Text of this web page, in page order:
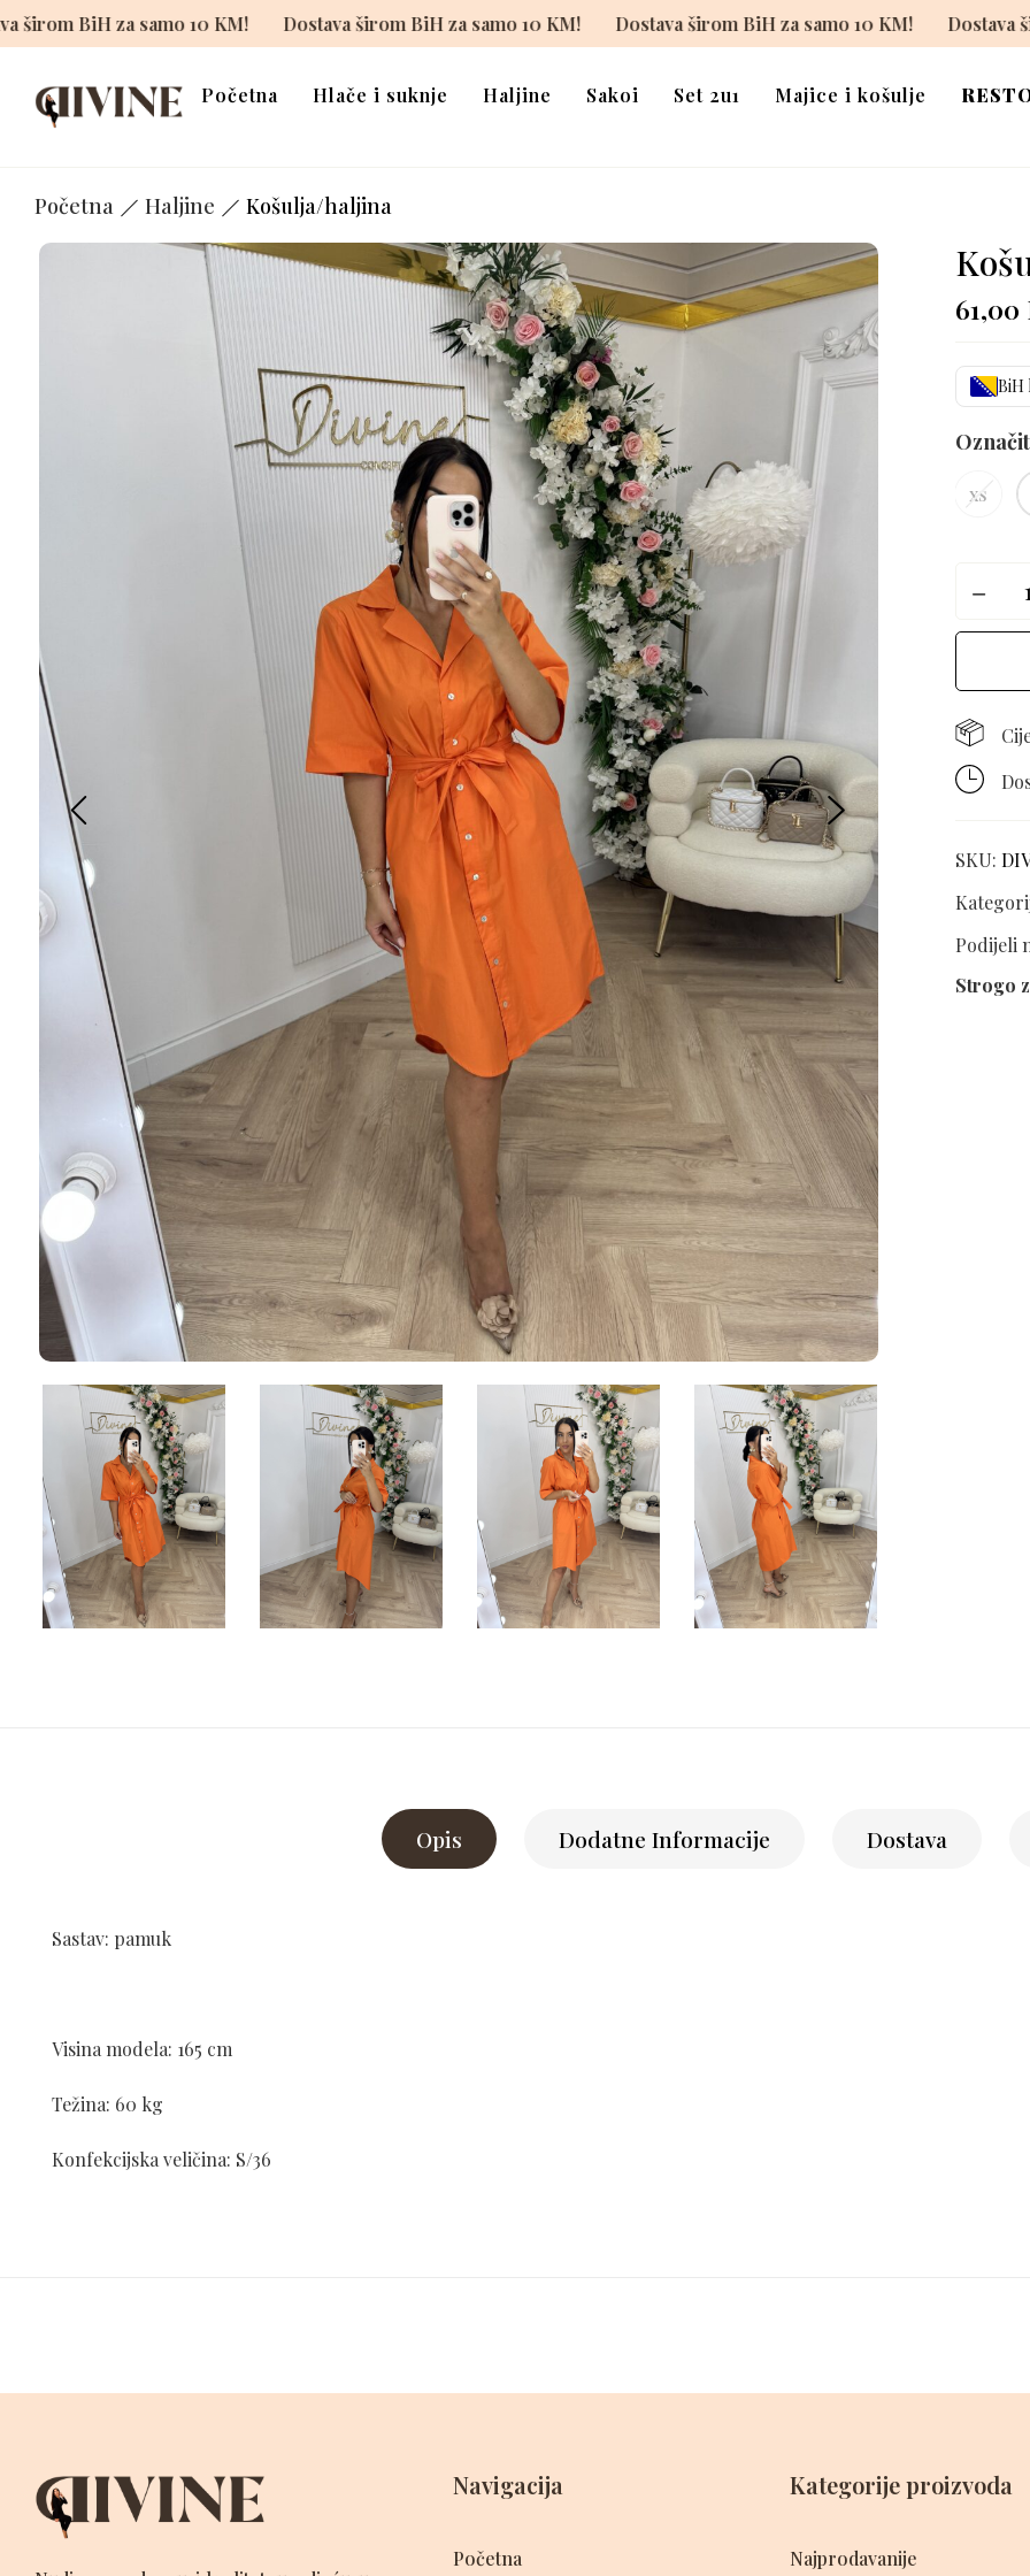
Dostava širom BiH za samo 10 KM! Dostava širom BiH za samo 10 KM! Dostava širom BiH za samo 10 KM!
Početna Hlače i suknje Haljine Sakoi Set 2u1 Majice i košulje
Početna Haljine Košulja/haljina
61,00
BiH
xs
SKU:
Podijeli
Strogo
Opis Dodatne Informacije Dostava
Sastav: pamuk
Visina modela: 165 cm
Težina: 60 kg
Konfekcijska veličina: S/36
Navigacija
Početna
Kategorije proizvoda
Najprodavanije